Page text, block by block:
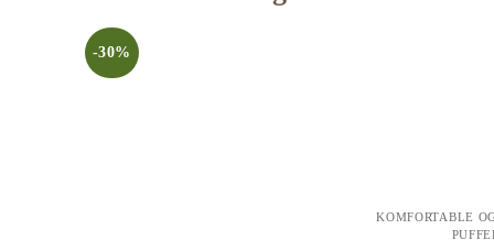
-30%
KOMFORTABLE